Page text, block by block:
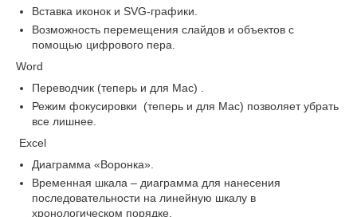
Вставка иконок и SVG-графики.
Возможность перемещения слайдов и объектов с
помощью цифрового пера.
Word
Переводчик (теперь и для Mac) .
Режим фокусировки (теперь и для Mac) позволяет убрать
все лишнее.
Excel
Диаграмма «Воронка».
Временная шкала – диаграмма для нанесения
последовательности на линейную шкалу в
хронологическом порядке.